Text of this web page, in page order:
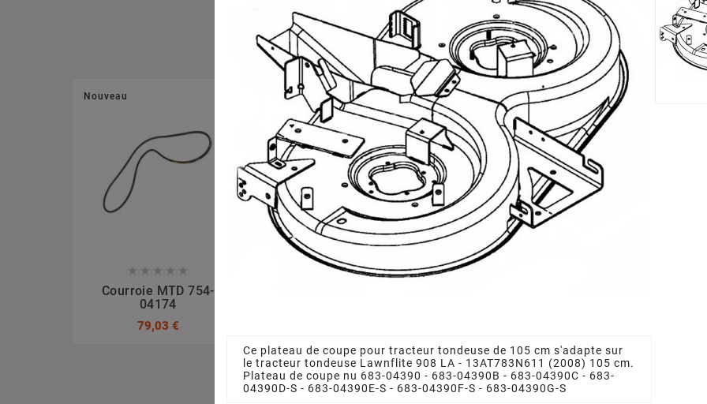
Accessoires
Nouveau
    
Courroie MTD 754-
04174
79,03 €
Nouveau

Nouveau
34,22 €
Ce plateau de coupe pour tracteur tondeuse de 105 cm s'adapte sur
le tracteur tondeuse Lawnflite 908 LA - 13AT783N611 (2008) 105 cm.
Plateau de coupe nu 683-04390 - 683-04390B - 683-04390C - 683-
04390D-S - 683-04390E-S - 683-04390F-S - 683-04390G-S